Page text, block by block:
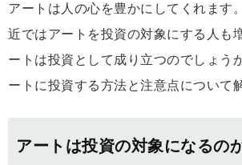
アートは人の心を豊かにしてくれます
近ではアートを投資の対象にする人も
ートは投資として成り立つのでしょう
ートに投資する方法と注意点について
アートは投資の対象になるの